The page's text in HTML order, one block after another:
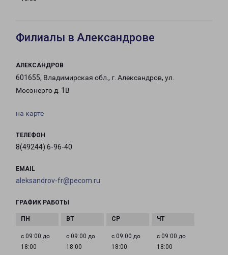
Филиалы в Александрове
АЛЕКСАНДРОВ
601655, Владимирская обл., г. Александров, ул.
Мосэнерго д. 1В
на карте
ТЕЛЕФОН
8(49244) 6-96-40
EMAIL
aleksandrov-fr@pecom.ru
ГРАФИК РАБОТЫ
с 09:00 до
18:00
с 09:00 до
18:00
с 09:00 до
18:00
с 09:00 до
18:00